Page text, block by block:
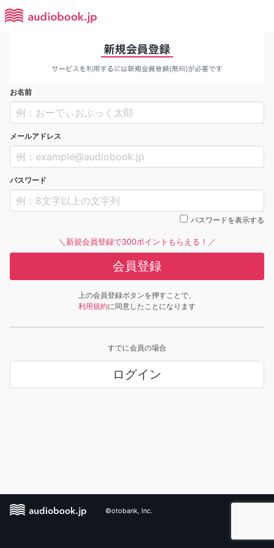
お名前
メールアドレス
パスワード
パスワードを表示する
＼新規会員登録で300ポイントもらえる！／
会員登録
上の会員登録ボタンを押すことで、
利用規約に同意したことになります
すでに会員の場合
ログイン
©otobank, Inc.